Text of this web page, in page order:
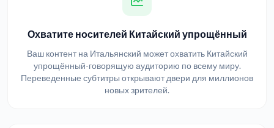
Охватите носителей Китайский упрощённый
Ваш контент на Итальянский может охватить Китайский
упрощённый-говорящую аудиторию по всему миру.
Переведенные субтитры открывают двери для миллионов
новых зрителей.